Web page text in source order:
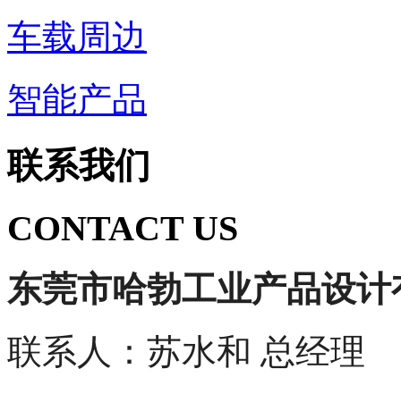
车载周边
智能产品
联系我们
CONTACT US
东莞市哈勃工业产品设
联系人：苏水和 总经理